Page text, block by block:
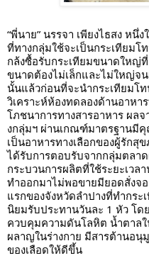
“พี่นาย” นรรจา เพียงไธสง หนึ่
ที่ทางกลุ่มใช้จะเป็นกระเทียมโ
กล้งซื้อรับกระเทียมขนาดใหญ่
ขนาดต้องไม่เล็กและไม่ใหญ่จ
นั้นแล้วก่อนที่จะนำกระเทียมโ
วิเคราะห์ห้องทดลองด้านอาห
โภชนาการทางสารอาหาร ผล
งกลุ่มฯ ผ่านเกณฑ์มาตรฐานมีคุ
เป็นอาหารทางเลือกของผู้รักสุ
ได้รับการตอบรับจากกลุ่มตลา
กระบวนการผลิตที่ใช้ระยะเวล
ทำออกมาไม่พอขายมียอดสั่งจอ
แรกของจังหวัดลำปางที่ทำกร
นิยมรับประทานวันละ 1 หัว โ
ควบคุมความดันโลหิต น้ำตาล
ผลาญในร่างกาย มีสารต้านอนุ
ของเลือดให้ดีขึ้น